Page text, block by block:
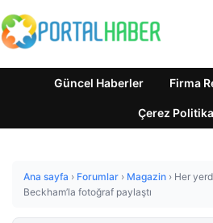
Güncel Haberler Firma
Çerez
Ana sayfa › Forumlar › Magazin › Her
Beckham’la fotoğraf paylaştı